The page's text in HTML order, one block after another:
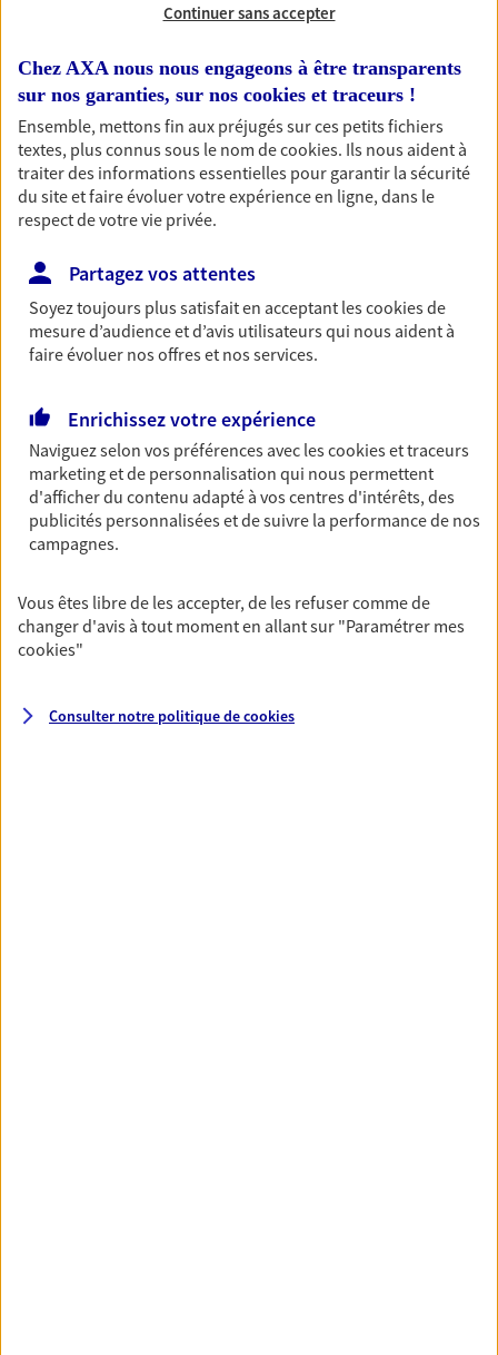
Nos offres phares
Réalisez vos projets grâce à votre épargne : achat
immobilier, études des enfants ou voyage autour
du monde… Épargnez à votre rythme et
simplement, selon votre profil.
Retraite
Préparez sereinement ce nouveau chapitre de
votre vie avec les conseils d'un expert. Découvrez
notre solution PER (Plan Epargne Retraite)
spécialement conçue pour la retraite.
Découvrir l'offre Retraite
Pour un avenir serein, assurez-vous avec notre
contrat prévoyance. Préservez vos proches en cas
Continuer sans accepter
Chez AXA nous nous engageons à être transparents
sur nos garanties, sur nos cookies et traceurs !
Ensemble, mettons fin aux préjugés sur ces petits fichiers
textes, plus connus sous le nom decookies. Ils nous aident à
traiter des informations essentielles pour garantir la sécurité
du site et faire évoluer votre expérience en ligne, dans le
respect de votre vie privée.
Partagez vos attentes
Soyez toujours plus satisfait en acceptant lescookiesde
mesure d’audience et d’avis utilisateurs qui nous aident à
faire évoluer nos offres et nos services.
Enrichissez votre expérience
Naviguez selon vos préférences avec lescookies et traceurs
marketing et de personnalisation qui nous permettent
d'afficher du contenu adapté à vos centres d'intérêts, des
publicités personnalisées et de suivre la performance de nos
campagnes.
Vous êtes libre de les accepter, de les refuser comme de
changer d'avis à tout moment en allant sur "Paramétrer mes
cookies"
Consulter notre politique decookies